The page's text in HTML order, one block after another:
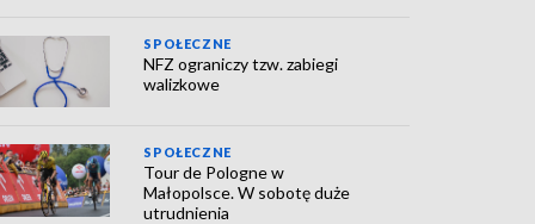
SPOŁECZNE
NFZ ograniczy tzw. zabiegi
walizkowe
SPOŁECZNE
Tour de Pologne w
Małopolsce. W sobotę duże
utrudnienia